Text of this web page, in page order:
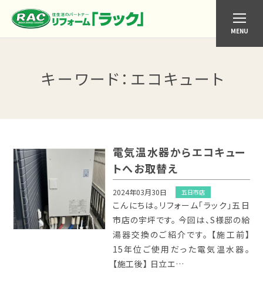
MENU
キーワード ：エコキュート
電気温水器からエコキュー
トへお取替え
2024年03月30日 五日市店
こんにちは。リフォーム「ラック」五日
市店の宇坪です。 今回は、S様邸の給
湯器交換のご紹介です。 【施工前】
15年位ご使用だった電気温水器。
【施工後】 日立エ…